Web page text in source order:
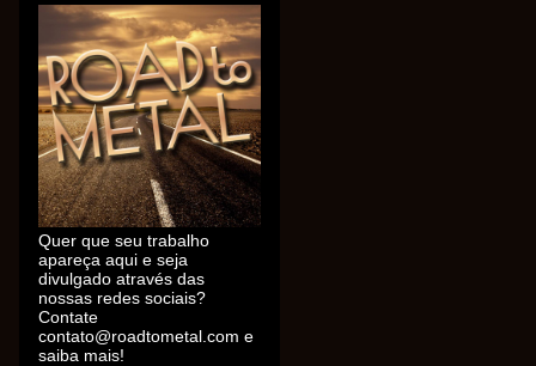
Quer que seu trabalho
apareça aqui e seja
divulgado através das
nossas redes sociais?
Contate
contato@roadtometal.com e
saiba mais!